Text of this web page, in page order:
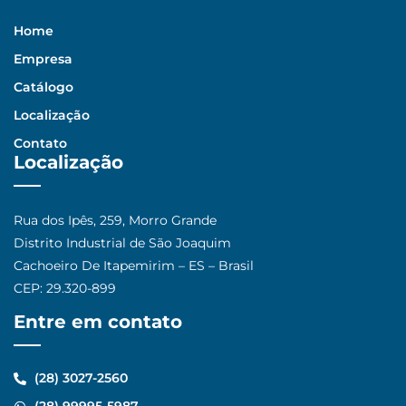
Home
Empresa
Catálogo
Localização
Contato
Localização
Rua dos Ipês, 259, Morro Grande
Distrito Industrial de São Joaquim
Cachoeiro De Itapemirim – ES – Brasil
CEP: 29.320-899
Entre em contato
(28) 3027-2560